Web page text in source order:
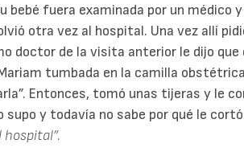
bebé fuera examinada por un médico
otra vez al hospital. Una vez allí
doctor de la visita anterior le dijo
tumbada en la camilla
Entonces, tomó unas tijeras y le
supo y todavía no sabe por qué le